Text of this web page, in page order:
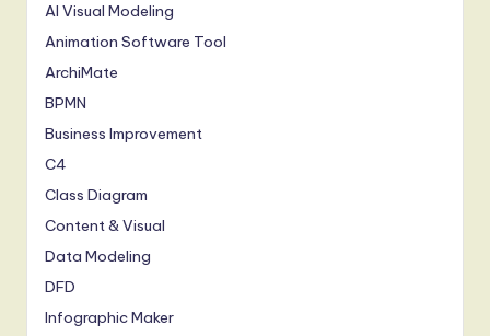
AI Visual Modeling
Animation Software Tool
ArchiMate
BPMN
Business Improvement
C4
Class Diagram
Content & Visual
Data Modeling
DFD
Infographic Maker